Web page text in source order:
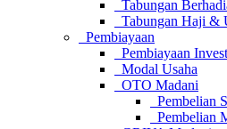
Tabungan
Tabungan Haji &
Pembiayaan
Pembiayaan
Modal Usaha
OTO Madani
Pembelian
Pembelian